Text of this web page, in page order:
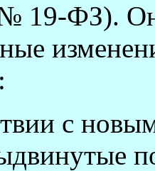
19-ФЗ).
с